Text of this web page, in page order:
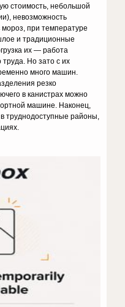
стоимость, небольшой
невозможность
при температуре
и традиционные
их — работа
труда. Но зато с их
много машин.
резко
в канистрах можно
машине. Наконец,
труднодоступные районы,